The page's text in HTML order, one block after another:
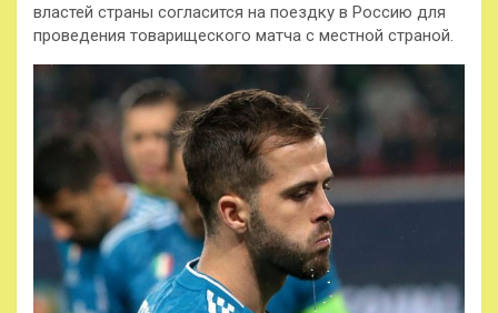
властей страны согласится на поездку в Россию для
проведения товарищеского матча с местной страной.